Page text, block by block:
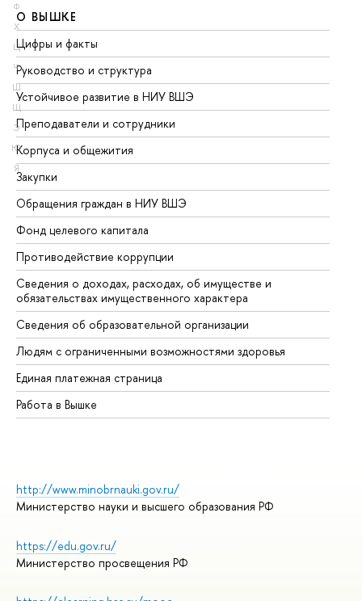
Ф
Х
Ц
Ч
Ш
Щ
Э
Ю
Я
О ВЫШКЕ
Цифры и факты
Руководство и структура
Устойчивое развитие в НИУ ВШЭ
Преподаватели и сотрудники
Корпуса и общежития
Закупки
Обращения граждан в НИУ ВШЭ
Фонд целевого капитала
Противодействие коррупции
Сведения о доходах, расходах, об имуществе и
обязательствах имущественного характера
Сведения об образовательной организации
Людям с ограниченными возможностями здоровья
Единая платежная страница
Работа в Вышке
http://www.minobrnauki.gov.ru/
Министерство науки и высшего образования РФ
https://edu.gov.ru/
Министерство просвещения РФ